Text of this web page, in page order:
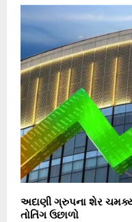
અદાણી ગ્રુપના શેર
તોતિંગ ઉછાળો